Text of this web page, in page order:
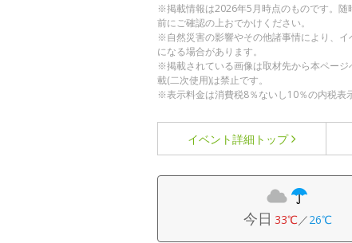
※掲載情報は2026年5月時点のものです。
前にご確認の上おでかけください。
※自然災害の影響やその他諸事情により、
になる場合があります。
※掲載されている画像は取材先から本ペー
載(二次使用)は禁止です。
※表示料金は消費税8％ないし10％の内税表
イベント詳細 トップ
今日 33℃／26℃